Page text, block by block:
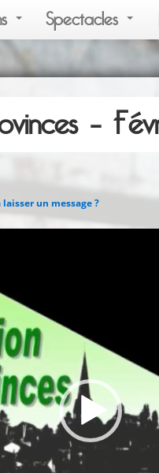
Spectacles
–
un message ?